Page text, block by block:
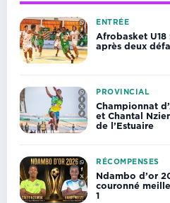
ENTRÉE
Afrobasket
après deux
PROVINCIAL
Championnat
et Chantal
de l’Estuaire
RÉCOMPENSES
Ndambo d’or
couronné
1